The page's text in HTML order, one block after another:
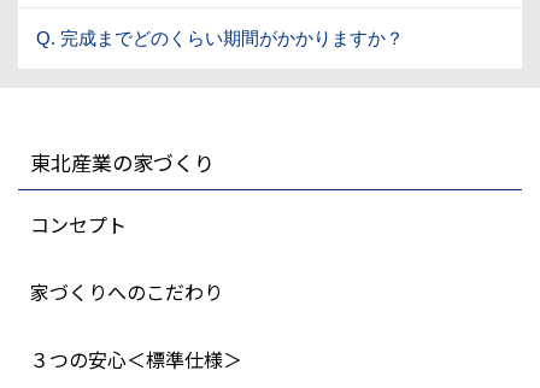
Q. 完成までどのくらい期間がかかりますか？
東北産業の家づくり
コンセプト
家づくりへのこだわり
３つの安心＜標準仕様＞